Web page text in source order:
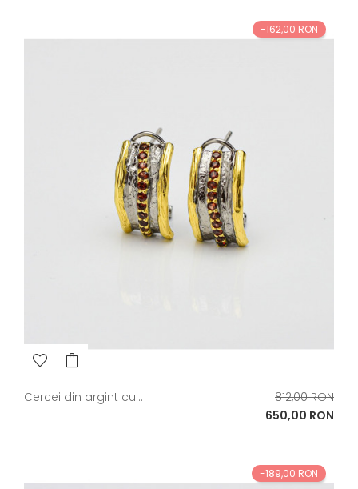
-162,00 RON
Cercei din argint cu...
Pret
de
812,00 RON
Pret
650,00 RON
-189,00 RON